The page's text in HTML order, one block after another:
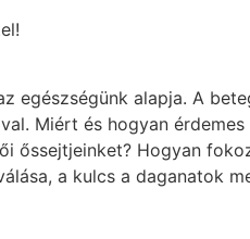
egészségünk alapja. A
Miért és hogyan
őssejtjeinket? Hogyan
a kulcs a daganatok